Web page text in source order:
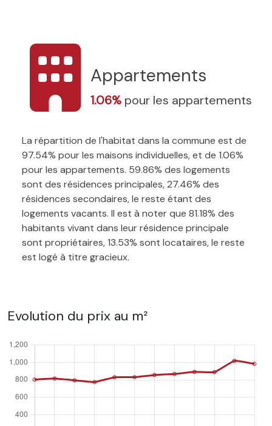
Appartements
1.06% pour les appartements
La répartition de l'habitat dans la commune est de
97.54% pour les maisons individuelles, et de 1.06%
pour les appartements. 59.86% des logements
sont des résidences principales, 27.46% des
résidences secondaires, le reste étant des
logements vacants. Il est à noter que 81.18% des
habitants vivant dans leur résidence principale
sont propriétaires, 13.53% sont locataires, le reste
est logé à titre gracieux.
Evolution du prix au m²